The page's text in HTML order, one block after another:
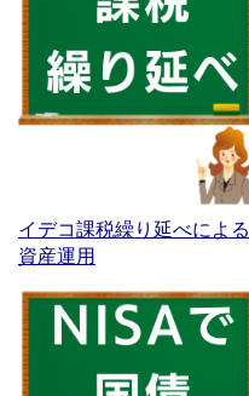
イデコ課税繰り延べによる
資産運用